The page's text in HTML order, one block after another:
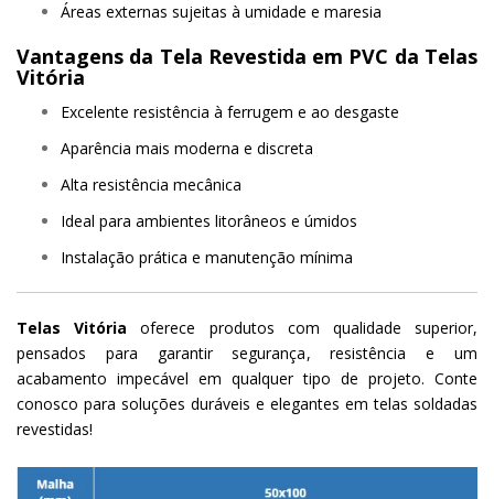
Áreas externas sujeitas à umidade e maresia
Vantagens da Tela Revestida em PVC da Telas
Vitória
Excelente resistência à ferrugem e ao desgaste
Aparência mais moderna e discreta
Alta resistência mecânica
Ideal para ambientes litorâneos e úmidos
Instalação prática e manutenção mínima
Telas Vitória oferece produtos com qualidade superior,
pensados para garantir segurança, resistência e um
acabamento impecável em qualquer tipo de projeto. Conte
conosco para soluções duráveis e elegantes em telas soldadas
revestidas!